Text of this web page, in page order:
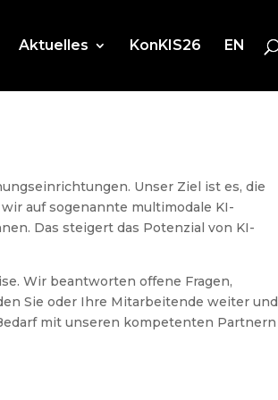
Aktuelles KonKIS26 EN
Unser Ziel ist es, die
auf sogenannte multimodale KI-
Das steigert das Potenzial von KI-
Wir beantworten offene Fragen,
Sie oder Ihre Mitarbeitende weiter und
mit unseren kompetenten Partnern